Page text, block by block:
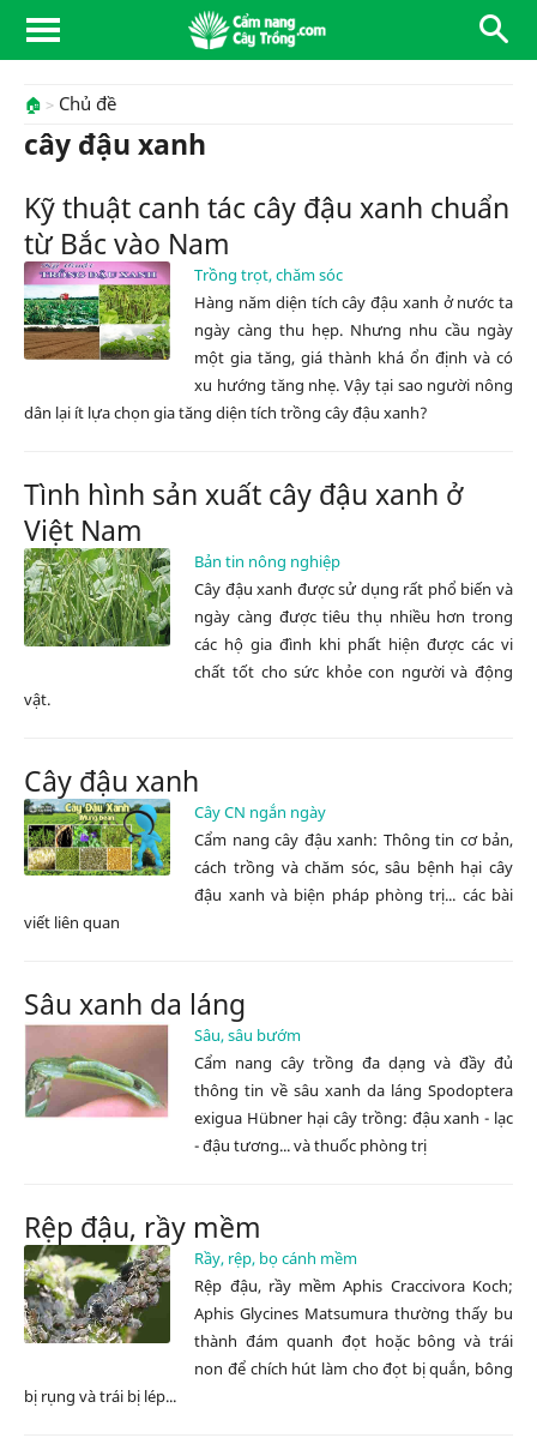
🏠 Chủ đề
cây đậu xanh
Kỹ thuật canh tác cây đậu xanh chuẩn
từ Bắc vào Nam
Trồng trọt, chăm sóc
Hàng năm diện tích cây đậu xanh ở nước ta
ngày càng thu hẹp. Nhưng nhu cầu ngày
một gia tăng, giá thành khá ổn định và có
xu hướng tăng nhẹ. Vậy tại sao người nông
dân lại ít lựa chọn gia tăng diện tích trồng cây đậu xanh?
Tình hình sản xuất cây đậu xanh ở
Việt Nam
Bản tin nông nghiệp
Cây đậu xanh được sử dụng rất phổ biến và
ngày càng được tiêu thụ nhiều hơn trong
các hộ gia đình khi phất hiện được các vi
chất tốt cho sức khỏe con người và động
vật.
Cây đậu xanh
Cây CN ngắn ngày
Cẩm nang cây đậu xanh: Thông tin cơ bản,
cách trồng và chăm sóc, sâu bệnh hại cây
đậu xanh và biện pháp phòng trị... các bài
viết liên quan
Sâu xanh da láng
Sâu, sâu bướm
Cẩm nang cây trồng đa dạng và đầy đủ
thông tin về sâu xanh da láng Spodoptera
exigua Hübner hại cây trồng: đậu xanh - lạc
- đậu tương... và thuốc phòng trị
Rệp đậu, rầy mềm
Rầy, rệp, bọ cánh mềm
Rệp đậu, rầy mềm Aphis Craccivora Koch;
Aphis Glycines Matsumura thường thấy bu
thành đám quanh đọt hoặc bông và trái
non để chích hút làm cho đọt bị quắn, bông
bị rụng và trái bị lép...